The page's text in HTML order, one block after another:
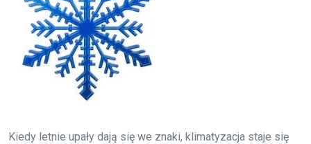
Kiedy letnie upały dają się we znaki, klimatyzacja staje się